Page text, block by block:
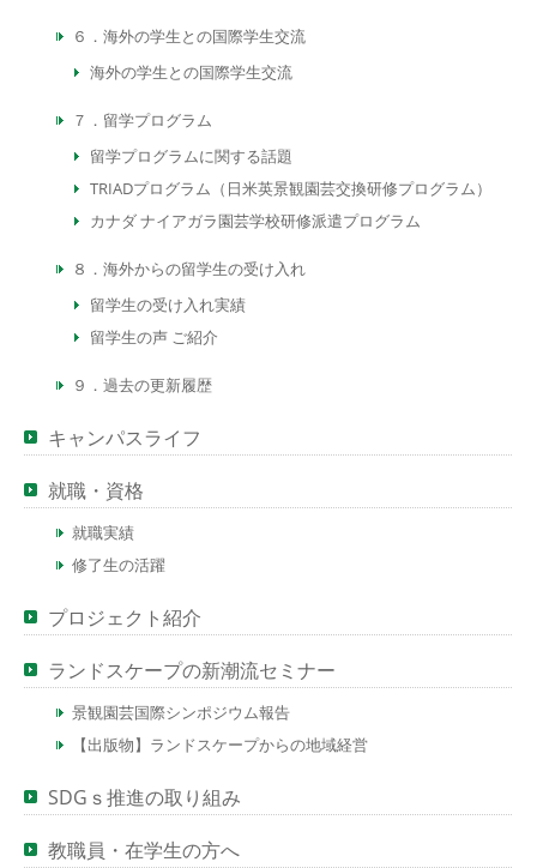
６．海外の学生との国際学生交流
海外の学生との国際学生交流
７．留学プログラム
留学プログラムに関する話題
TRIADプログラム（日米英景観園芸交換研修プログラム）
カナダ ナイアガラ園芸学校研修派遣プログラム
８．海外からの留学生の受け入れ
留学生の受け入れ実績
留学生の声 ご紹介
９．過去の更新履歴
キャンパスライフ
就職・資格
就職実績
修了生の活躍
プロジェクト紹介
ランドスケープの新潮流セミナー
景観園芸国際シンポジウム報告
【出版物】ランドスケープからの地域経営
SDGｓ推進の取り組み
教職員・在学生の方へ